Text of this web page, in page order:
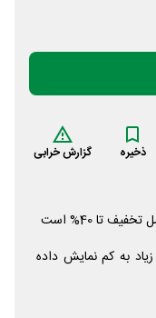
ذخیره گزارش خرابی
تا 40% است
به کم نمایش داده